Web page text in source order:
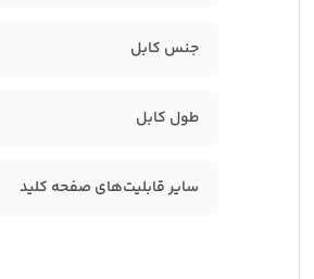
جنس کابل
طول کابل
سایر قابلیت‌های صفحه کلید